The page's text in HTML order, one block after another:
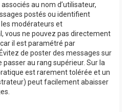
au nom d’utilisateur,
postés ou identifient
modérateurs et
vous ne pouvez pas directement
il est paramétré par
de poster des messages sur
passer au rang supérieur. Sur la
est rarement tolérée et un
peut facilement abaisser